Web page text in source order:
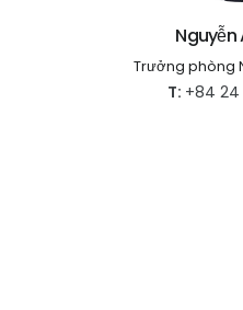
Nguyễn
Trưởng phòng
T: +84